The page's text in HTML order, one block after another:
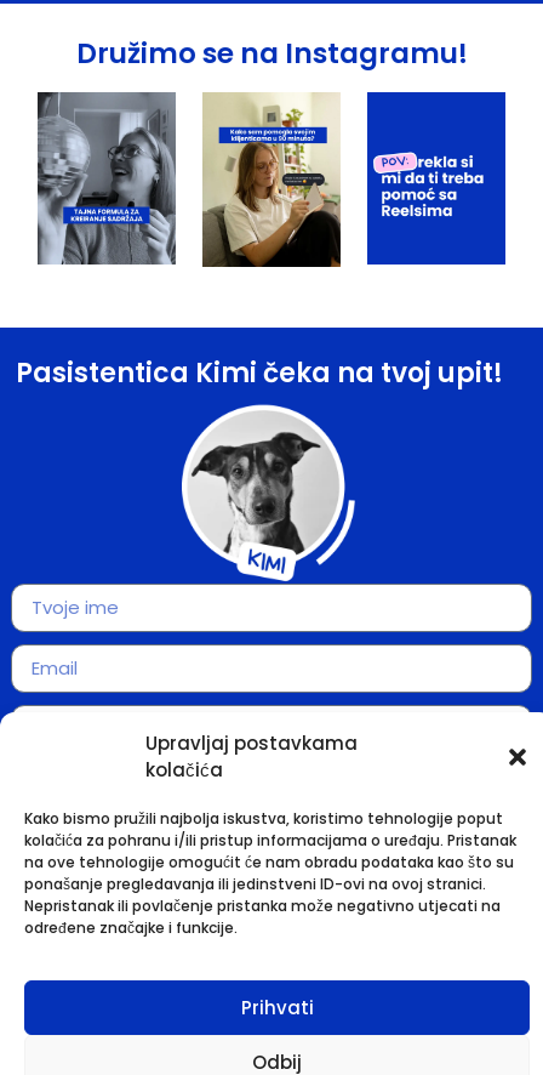
Upravljaj postavkama
kolačića
Kako bismo pružili najbolja iskustva, koristimo tehnologije poput
kolačića za pohranu i/ili pristup informacijama o uređaju. Pristanak
na ove tehnologije omogućit će nam obradu podataka kao što su
ponašanje pregledavanja ili jedinstveni ID-ovi na ovoj stranici.
Nepristanak ili povlačenje pristanka može negativno utjecati na
određene značajke i funkcije.
Prihvati
Odbij
Družimo se na Instagramu!
Pasistentica Kimi čeka na tvoj upit!
POŠALJI UPIT
Dobra brija, obrt za marketinške
usluge, vl. Maja Lončarek 2024 |
Razvijeno u suradnji swebica.hr
Politika privatnosti